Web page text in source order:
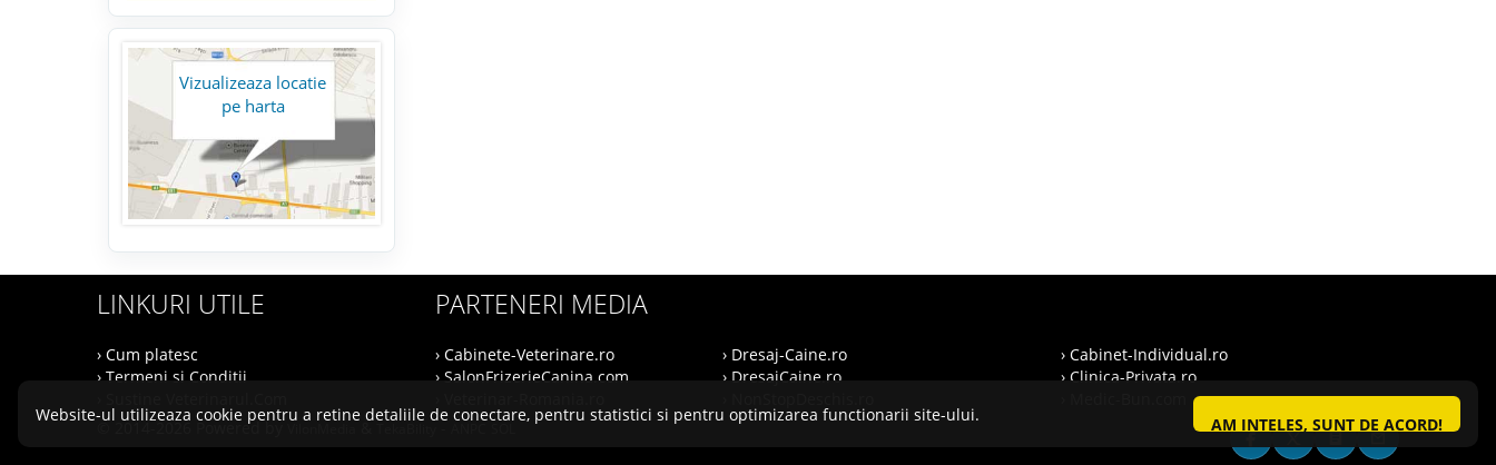
Vizualizeaza locatie
pe harta
LINKURI UTILE
› Cum platesc
› Termeni si Conditii
PARTENERI MEDIA
› Cabinete-Veterinare.ro
› SalonFrizerieCanina.com
› Dresaj-Caine.ro
› DresajCaine.ro
› Cabinet-Individual.ro
› Clinica-Privata.ro
© 2014-2026 Powered by
Website-ul utilizeaza cookie pentru a retine detaliile de conectare, pentru statistici si pentru optimizarea functionarii site-ului. AM INTELES, SUNT DE ACORD!